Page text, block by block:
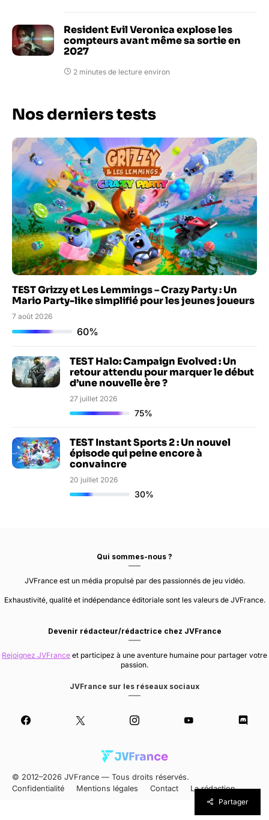
Resident Evil Veronica explose les
compteurs avant même sa sortie en
2027
2 minutes de lecture environ
Nos derniers tests
TEST Grizzy et Les Lemmings – Crazy Party : Un
Mario Party-like simplifié pour les jeunes joueurs
7 août 2026
60%
TEST Halo: Campaign Evolved : Un
retour attendu pour marquer le début
d’une nouvelle ère ?
27 juillet 2026
75%
TEST Instant Sports 2 : Un nouvel
épisode qui peine encore à
convaincre
20 juillet 2026
30%
Qui sommes-nous ?
JVFrance est un média propulsé par des passionnés de jeu vidéo.
Exhaustivité, qualité et indépendance éditoriale sont les valeurs de JVFrance.
Devenir rédacteur/rédactrice chez JVFrance
Rejoignez JVFrance et participez à une aventure humaine pour partager votre
passion.
JVFrance sur les réseaux sociaux
© 2012–2026 JVFrance — Tous droits réservés.
Confidentialité
Mentions légales Contact
La rédaction
Partager